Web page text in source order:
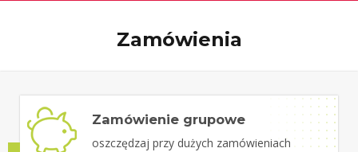
Zamówienia
Zamówienie grupowe
oszczędzaj przy dużych zamówieniach